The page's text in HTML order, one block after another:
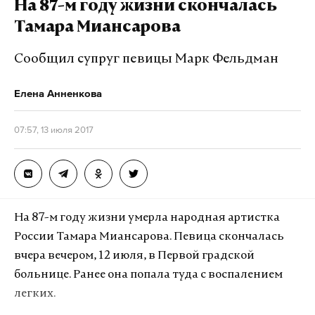
также расследование, касающееся России. Я
уверен, что его беседы и последующее увольнение
директора ФБР Джеймса Коми являются
документе.
Подпишитесь на Daily Storm вMAX. Он
работает там, где тормозит интернет.
А еще мы есть вTelegram
Макс Telegram
Дзен VK
I have introduced H.Res. 438 Articles of
На 87-м году жизни скончалась
Тамара Миансарова
Сообщил супруг певицы Марк Фельдман
Елена Анненкова
07:57, 13 июля 2017
На 87-м году жизни умерла народная артистка
России Тамара Миансарова. Певица скончалась
вчера вечером, 12 июля, в Первой градской
больнице. Ранее она попала туда с воспалением
легких.